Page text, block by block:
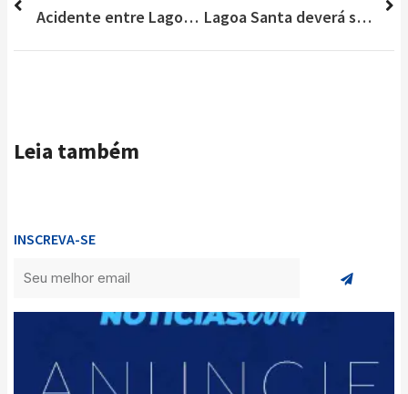
Acidente entre Lagoa Santa e Serra do Cipó deixa uma vítima fatal Lagoa Santa deverá seguir Santa Luzia e determinar “toque de recolher”
Leia também
INSCREVA-SE